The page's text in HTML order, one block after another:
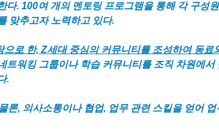
다. 100여 개의 멘토링 프로그램을 통해 각 구성
맞추고자 노력하고 있다.
로 한, Z세대 중심의 커뮤니티를 조성하여 동료
트워킹 그룹이나 학습 커뮤니티를 조직 차원에서
.
론, 의사소통이나 협업, 업무 관련 스킬을 얻어